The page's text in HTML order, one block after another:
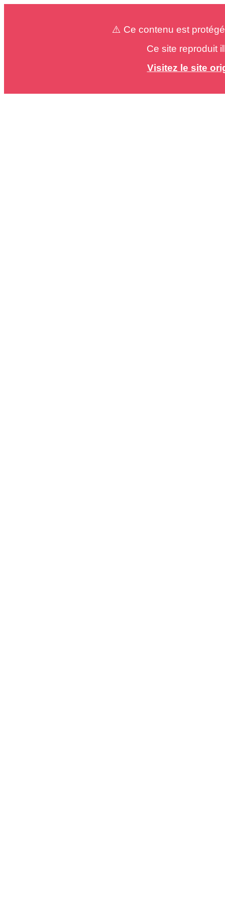
⚠️ Ce contenu est
Ce site reproduit
Visitez le site